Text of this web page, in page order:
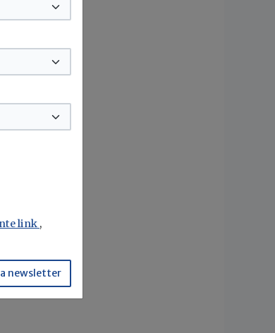
link ,
newsletter